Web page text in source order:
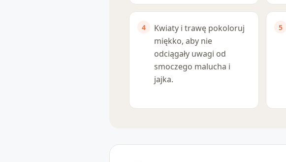
Kwiaty i trawę pokoloruj
miękko, aby nie
odciągały uwagi od
smoczego malucha i
jajka.